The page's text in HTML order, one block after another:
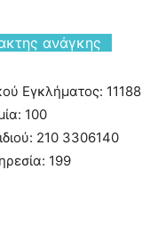
ανάγκης
Εγκλήματος: 11188
100
210 3306140
199